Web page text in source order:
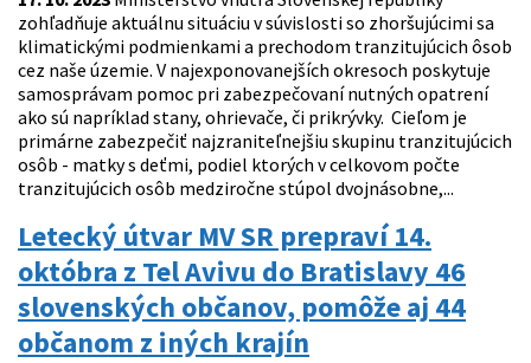
zohľadňuje aktuálnu situáciu v súvislosti so zhoršujúcimi sa
klimatickými podmienkami a prechodom tranzitujúcich ôsob
cez naše územie. V najexponovanejších okresoch poskytuje
samosprávam pomoc pri zabezpečovaní nutných opatrení
ako sú napríklad stany, ohrievače, či prikrývky. Cieľom je
primárne zabezpečiť najzraniteľnejšiu skupinu tranzitujúcich
osôb - matky s deťmi, podiel ktorých v celkovom počte
tranzitujúcich osôb medziročne stúpol dvojnásobne,...
Letecký útvar MV SR prepraví 14.
októbra z Tel Avivu do Bratislavy 46
slovenských občanov, pomôže aj 44
občanom z iných krajín